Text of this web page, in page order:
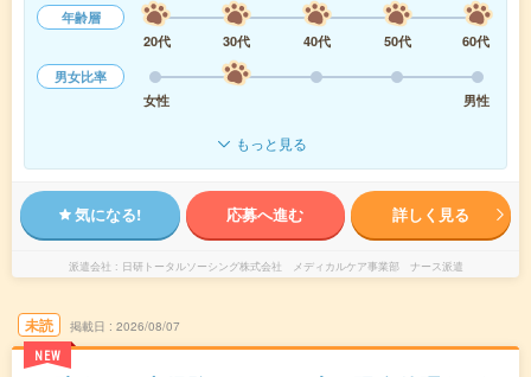
年齢層
20代
30代 40代 50代
60代
男女比率
女性
男性
もっと見る
気になる! 応募へ進む 詳しく見る
派遣会社 日研トータルソーシング株式会社 メディカルケア事業部 ナース派遣
未読
NEW
掲載日 2026/08/07